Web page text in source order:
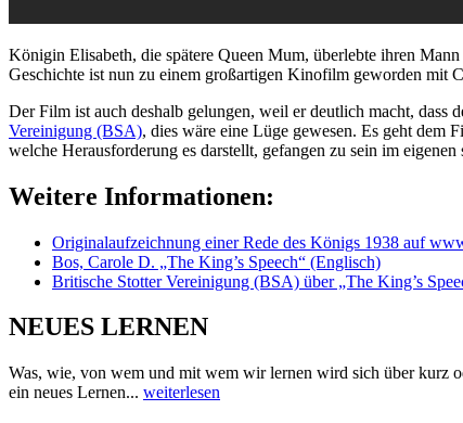
Königin Elisabeth, die spätere Queen Mum, überlebte ihren
Geschichte ist nun zu einem großartigen Kinofilm geworden mit
Der Film ist auch deshalb gelungen, weil er deutlich macht,
Vereinigung (BSA), dies wäre eine Lüge gewesen. Es geht dem
welche Herausforderung es darstellt, gefangen zu sein im
Weitere Informationen:
Originalaufzeichnung einer Rede des Königs 1938 auf
Bos, Carole D. „The King’s Speech“ (Englisch)
Britische Stotter Vereinigung (BSA) über „The King’s
NEUES LERNEN
Was, wie, von wem und mit wem wir lernen wird sich über kurz
ein neues Lernen... weiterlesen